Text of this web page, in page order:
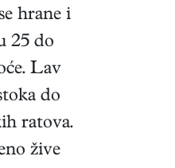
hrane i
25 do
Lav
do
ratova.
žive